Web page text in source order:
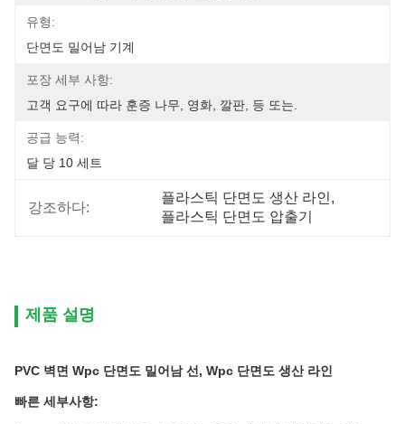
유형:
단면도 밀어남 기계
포장 세부 사항:
고객 요구에 따라 훈증 나무, 영화, 깔판, 등 또는.
공급 능력:
달 당 10 세트
강조하다:
플라스틱 단면도 생산 라인,
플라스틱 단면도 압출기
제품 설명
PVC 벽면 Wpc 단면도 밀어남 선, Wpc 단면도 생산 라인
빠른 세부사항: